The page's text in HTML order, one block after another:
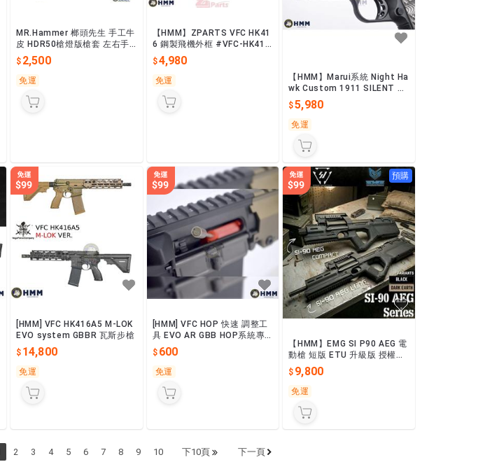
MR.Hammer 榔頭先生 手工牛
皮 HDR50槍燈版槍套 左右手
皆可客製 不含槍&槍燈
2,500
免運
【HMM】ZPARTS VFC HK41
6 鋼製飛機外框 #VFC-HK416
-005
4,980
免運
【HMM】Marui系統 Night Ha
wk Custom 1911 SILENT HA
WK 瓦斯手槍
5,980
免運
[HMM] VFC HK416A5 M-LOK
EVO system GBBR 瓦斯步槍
14,800
免運
[HMM] VFC HOP 快速 調整工
具 EVO AR GBB HOP系統專
用 L403A1 #VF9-TOOL-AR
600
免運
預購
【HMM】EMG SI P90 AEG 電
動槍 短版 ETU 升級版 授權刻
印 M-LOK P90 黑色/沙色
9,800
免運
2 3 4 5 6 7 8 9 10 下10頁 下一頁